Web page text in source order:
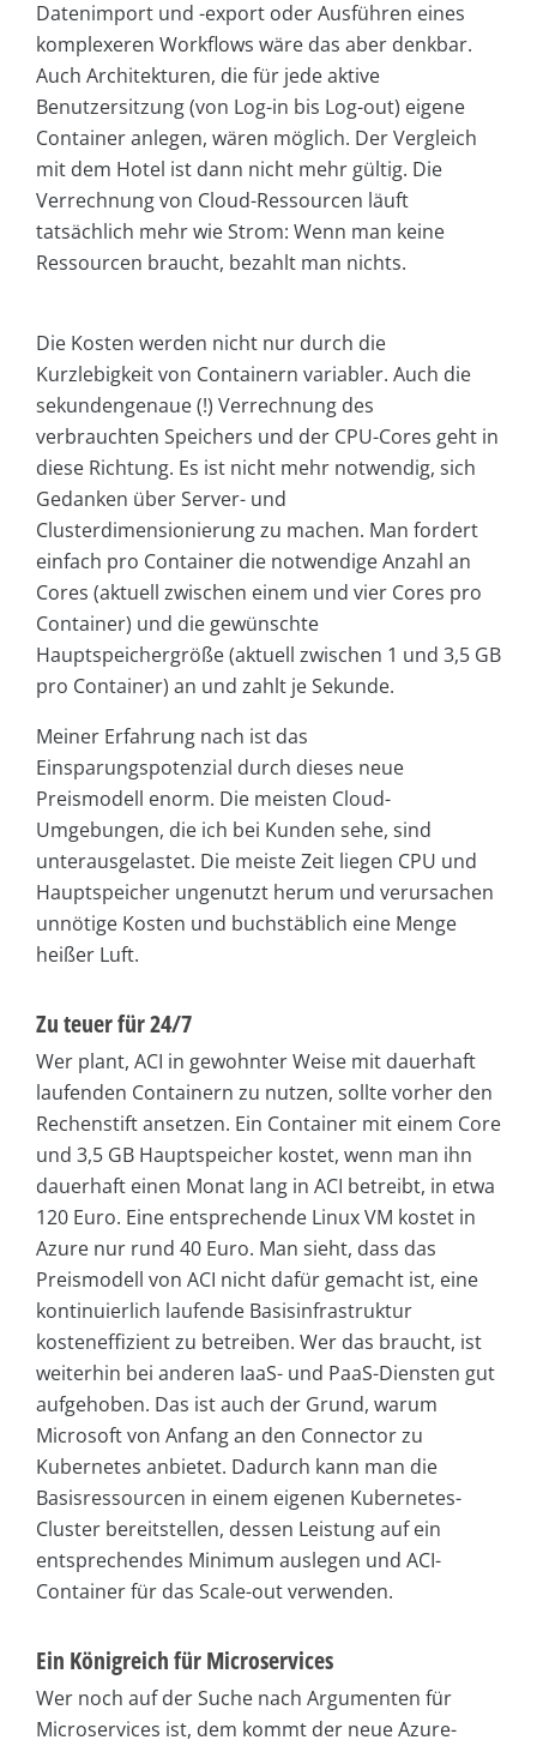
Datenimport und -export oder Ausführen eines
komplexeren Workflows wäre das aber denkbar.
Auch Architekturen, die für jede aktive
Benutzersitzung (von Log-in bis Log-out) eigene
Container anlegen, wären möglich. Der Vergleich
mit dem Hotel ist dann nicht mehr gültig. Die
Verrechnung von Cloud-Ressourcen läuft
tatsächlich mehr wie Strom: Wenn man keine
Ressourcen braucht, bezahlt man nichts.
Die Kosten werden nicht nur durch die
Kurzlebigkeit von Containern variabler. Auch die
sekundengenaue (!) Verrechnung des
verbrauchten Speichers und der CPU-Cores geht in
diese Richtung. Es ist nicht mehr notwendig, sich
Gedanken über Server- und
Clusterdimensionierung zu machen. Man fordert
einfach pro Container die notwendige Anzahl an
Cores (aktuell zwischen einem und vier Cores pro
Container) und die gewünschte
Hauptspeichergröße (aktuell zwischen 1 und 3,5 GB
pro Container) an und zahlt je Sekunde.
Meiner Erfahrung nach ist das
Einsparungspotenzial durch dieses neue
Preismodell enorm. Die meisten Cloud-
Umgebungen, die ich bei Kunden sehe, sind
unterausgelastet. Die meiste Zeit liegen CPU und
Hauptspeicher ungenutzt herum und verursachen
unnötige Kosten und buchstäblich eine Menge
heißer Luft.
Zu teuer für 24/7
Wer plant, ACI in gewohnter Weise mit dauerhaft
laufenden Containern zu nutzen, sollte vorher den
Rechenstift ansetzen. Ein Container mit einem Core
und 3,5 GB Hauptspeicher kostet, wenn man ihn
dauerhaft einen Monat lang in ACI betreibt, in etwa
120 Euro. Eine entsprechende Linux VM kostet in
Azure nur rund 40 Euro. Man sieht, dass das
Preismodell von ACI nicht dafür gemacht ist, eine
kontinuierlich laufende Basisinfrastruktur
kosteneffizient zu betreiben. Wer das braucht, ist
weiterhin bei anderen IaaS- und PaaS-Diensten gut
aufgehoben. Das ist auch der Grund, warum
Microsoft von Anfang an den Connector zu
Kubernetes anbietet. Dadurch kann man die
Basisressourcen in einem eigenen Kubernetes-
Cluster bereitstellen, dessen Leistung auf ein
entsprechendes Minimum auslegen und ACI-
Container für das Scale-out verwenden.
Ein Königreich für Microservices
Wer noch auf der Suche nach Argumenten für
Microservices ist, dem kommt der neue Azure-